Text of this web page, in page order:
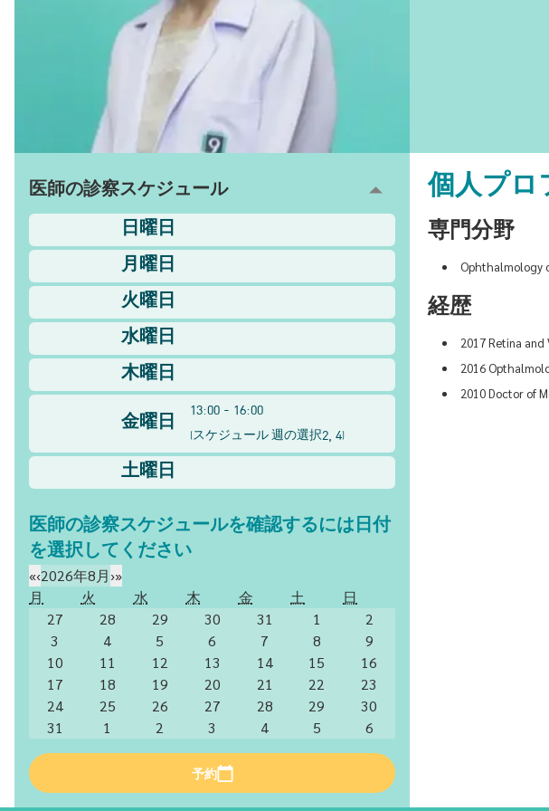
医師の診察スケジュール
日曜日
月曜日
火曜日
水曜日
木曜日
金曜日
13:00 - 16:00
(スケジュール 週の選択2, 4)
土曜日
医師の診察スケジュールを確認するには日付
を選択してください
«‹2026年8月›»
月
火 水 木 金 土
日
27
28 29 30 31 1
2
3
4 5 6 7 8
9
10
11 12 13 14 15
16
17
18 19 20 21 22
23
24
25 26 27 28 29
30
31
1 2 3 4 5 6
予約
個人プロ
専門分野
Ophthalmology
経歴
2017 Retina
2016
2010 Doctor of